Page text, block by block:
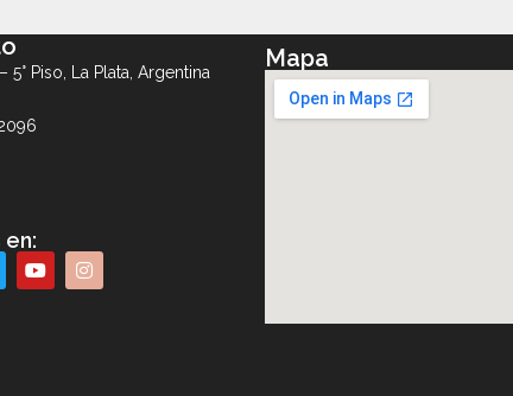
Piso, La Plata, Argentina
en:
Mapa